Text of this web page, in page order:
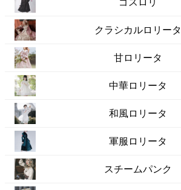
クラシカルロリータ
甘ロリータ
中華ロリータ
和風ロリータ
軍服ロリータ
スチームパンク